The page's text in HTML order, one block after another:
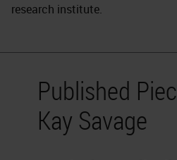
research institute.
Published
Kay Savage